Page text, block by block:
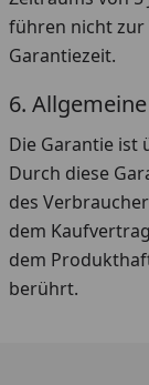
führen nicht
Garantiezeit.
6.
Die Garantie ist
Durch diese
des
dem
dem
berührt.